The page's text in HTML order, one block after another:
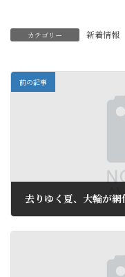
カテゴリー 新着情報
前の記事